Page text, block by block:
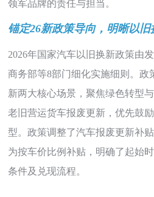
领军品牌的责任与担当。
锚定26新政策导向，明晰以旧
2026年国家汽车以旧换新政策由
商务部等8部门细化实施细则。政
新两大核心场景，聚焦绿色转型
老旧营运货车报废更新，优先鼓
型。政策调整了汽车报废更新补
为按车价比例补贴，明确了起始
条件及兑现流程。